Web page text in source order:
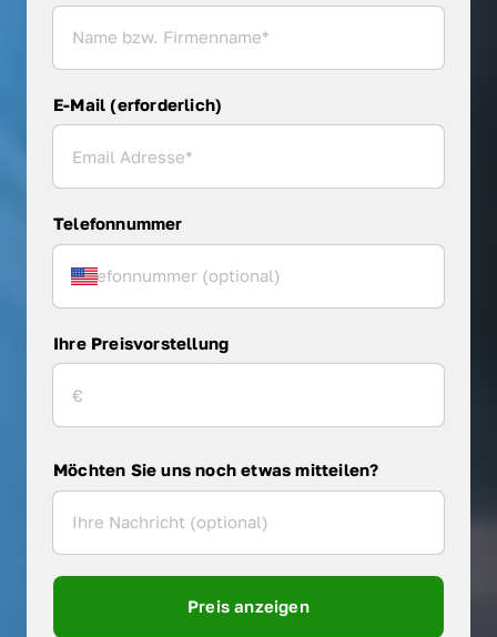
E-Mail (erforderlich)
Telefonnummer
Ihre Preisvorstellung
Möchten Sie uns noch etwas mitteilen?
Preis anzeigen